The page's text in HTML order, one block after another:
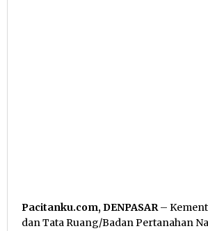
Pacitanku.com, DENPASAR–
dan Tata Ruang/Badan Pertanahan